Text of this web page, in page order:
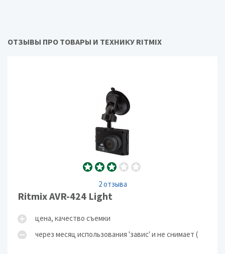
ОТЗЫВЫ ПРО ТОВАРЫ И ТЕХНИКУ RITMIX
2 отзыва
Ritmix AVR-424 Light
цена, качество съемки
через месяц использования 'завис' и не снимает (